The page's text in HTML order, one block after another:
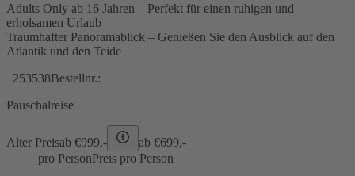
Adults Only ab 16 Jahren – Perfekt für einen ruhigen und
erholsamen Urlaub
Traumhafter Panoramablick – Genießen Sie den Ausblick auf den
Atlantik und den Teide
253538Bestellnr.:
Pauschalreise
Alter Preisab €999,- ab €699,-
pro PersonPreis pro Person